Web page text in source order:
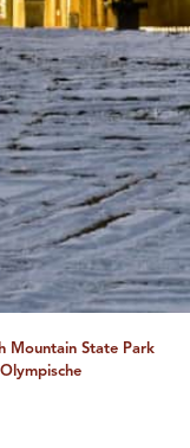
Mountain State Park